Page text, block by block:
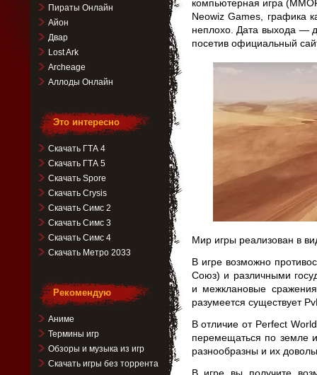
компьютерная игра
Neowiz Games, графика
неплохо. Дата выхода —
посетив официальный
Мир игры реализован в
В игре возможно
Союз) и различными
и межклановые
разумеется существует
В отличие от Perfect
перемещаться по земле
разнообразны и их
Пираты Онлайн
Айон
Двар
Lost Ark
Archeage
Аллоды Онлайн
Это интересно
Скачать ГТА 4
Скачать ГТА 5
Скачать Spore
Скачать Crysis
Скачать Симс 2
Скачать Симс 3
Скачать Симс 4
Скачать Метро 2033
Рекомендую
Аниме
Термины игр
Обзоры и музыка из игр
Скачать игры без торрента